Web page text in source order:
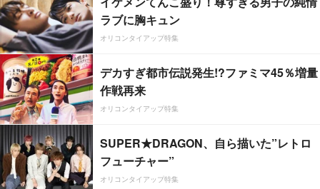
ラブに胸キュン
オリコンタイアップ特集
デカすぎ都市伝説発生!?ファミマ45％増量
作戦再来
オリコンタイアップ特集
SUPER★DRAGON、自ら描いた”レトロ
フューチャー”
オリコンタイアップ特集